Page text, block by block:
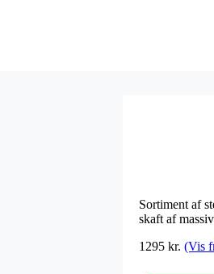
Sortiment af
skaft af
1295 kr. (Vis